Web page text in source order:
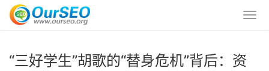
“三好学生”胡歌的“替身危机”背后：资